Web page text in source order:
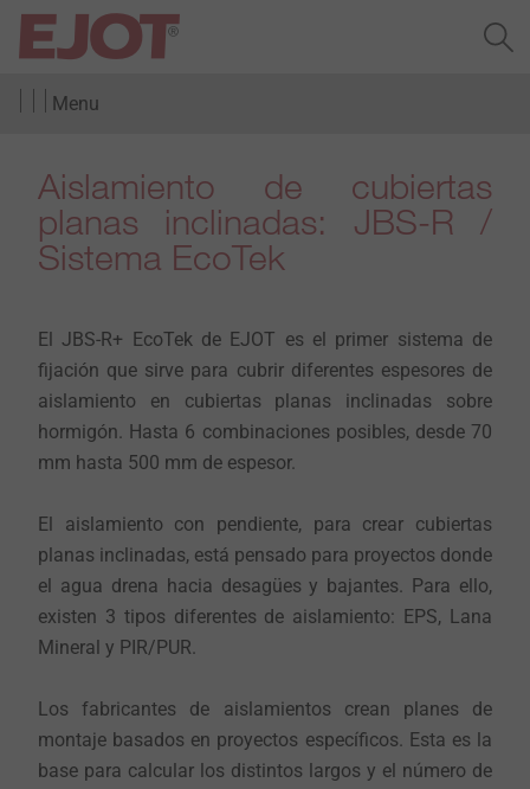
Menu
Aislamiento de cubiertas
planas inclinadas: JBS-R /
Sistema EcoTek
El JBS-R+ EcoTek de EJOT es el primer sistema de
fijación que sirve para cubrir diferentes espesores de
aislamiento en cubiertas planas inclinadas sobre
hormigón. Hasta 6 combinaciones posibles, desde 70
mm hasta 500 mm de espesor.
El aislamiento con pendiente, para crear cubiertas
planas inclinadas, está pensado para proyectos donde
el agua drena hacia desagües y bajantes. Para ello,
existen 3 tipos diferentes de aislamiento: EPS, Lana
Mineral y PIR/PUR.
Los fabricantes de aislamientos crean planes de
montaje basados en proyectos específicos. Esta es la
base para calcular los distintos largos y el número de